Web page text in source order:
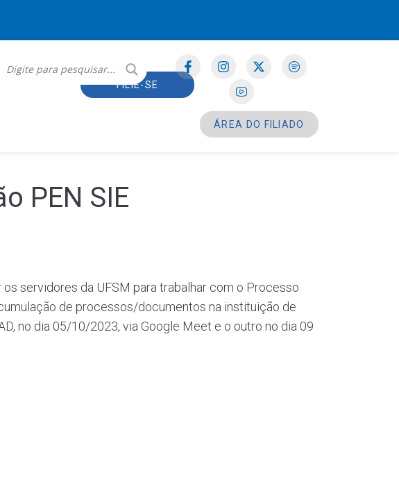
FILIE-SE
ÁREA DO FILIADO
PEN SIE
servidores da UFSM para trabalhar com o Processo
de processos/documentos na instituição de
no dia 05/10/2023, via Google Meet e o outro no dia 09